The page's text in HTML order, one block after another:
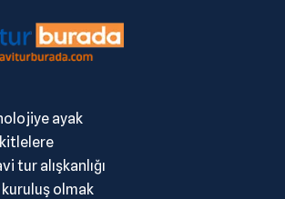
ayak
tur alışkanlığı
olmak